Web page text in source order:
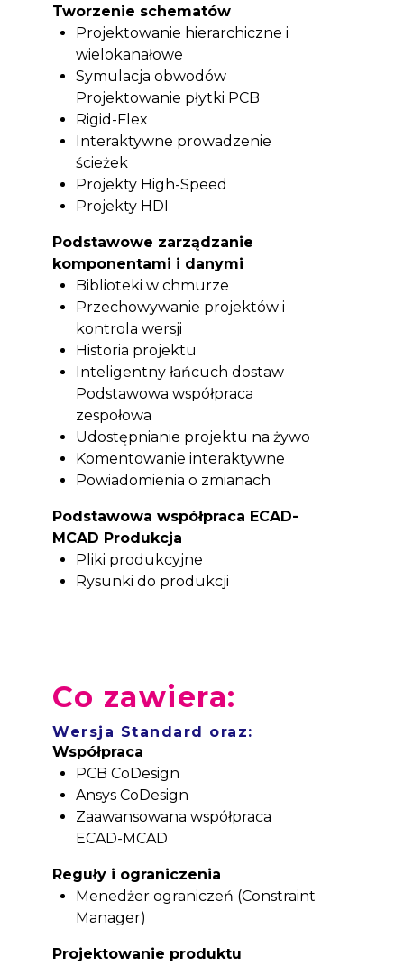
Tworzenie schematów
Projektowanie hierarchiczne i
wielokanałowe
Symulacja obwodów
Projektowanie płytki PCB
Rigid-Flex
Interaktywne prowadzenie
ścieżek
Projekty High-Speed
Projekty HDI
Podstawowe zarządzanie
komponentami i danymi
Biblioteki w chmurze
Przechowywanie projektów i
kontrola wersji
Historia projektu
Inteligentny łańcuch dostaw
Podstawowa współpraca
zespołowa
Udostępnianie projektu na żywo
Komentowanie interaktywne
Powiadomienia o zmianach
Podstawowa współpraca ECAD-
MCAD Produkcja
Pliki produkcyjne
Rysunki do produkcji
Co zawiera:
Wersja Standard oraz:
Współpraca
PCB CoDesign
Ansys CoDesign
Zaawansowana współpraca
ECAD-MCAD
Reguły i ograniczenia
Menedżer ograniczeń (Constraint
Manager)
Projektowanie produktu